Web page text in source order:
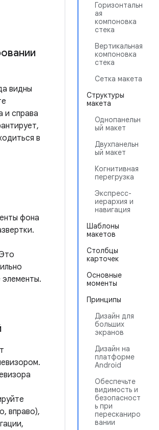
Горизонтальн
ая
компоновка
стека
Вертикальная
компоновка
стека
Сетка макета
Структуры
макета
Однопанельн
ый макет
Двухпанельн
ый макет
Когнитивная
перегрузка
Экспресс-
иерархия и
навигация
Шаблоны
макетов
Столбцы
карточек
Основные
моменты
Принципы
Дизайн для
больших
экранов
Дизайн на
платформе
Android
Обеспечьте
видимость и
безопасност
ь при
пересканиро
вании
видны
и справа
в
фона
вправо),